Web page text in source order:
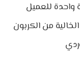
للعميل
من الكربون